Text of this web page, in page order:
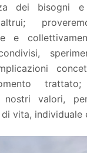
dei bisogni
e
nostri valori,
vita, individuale